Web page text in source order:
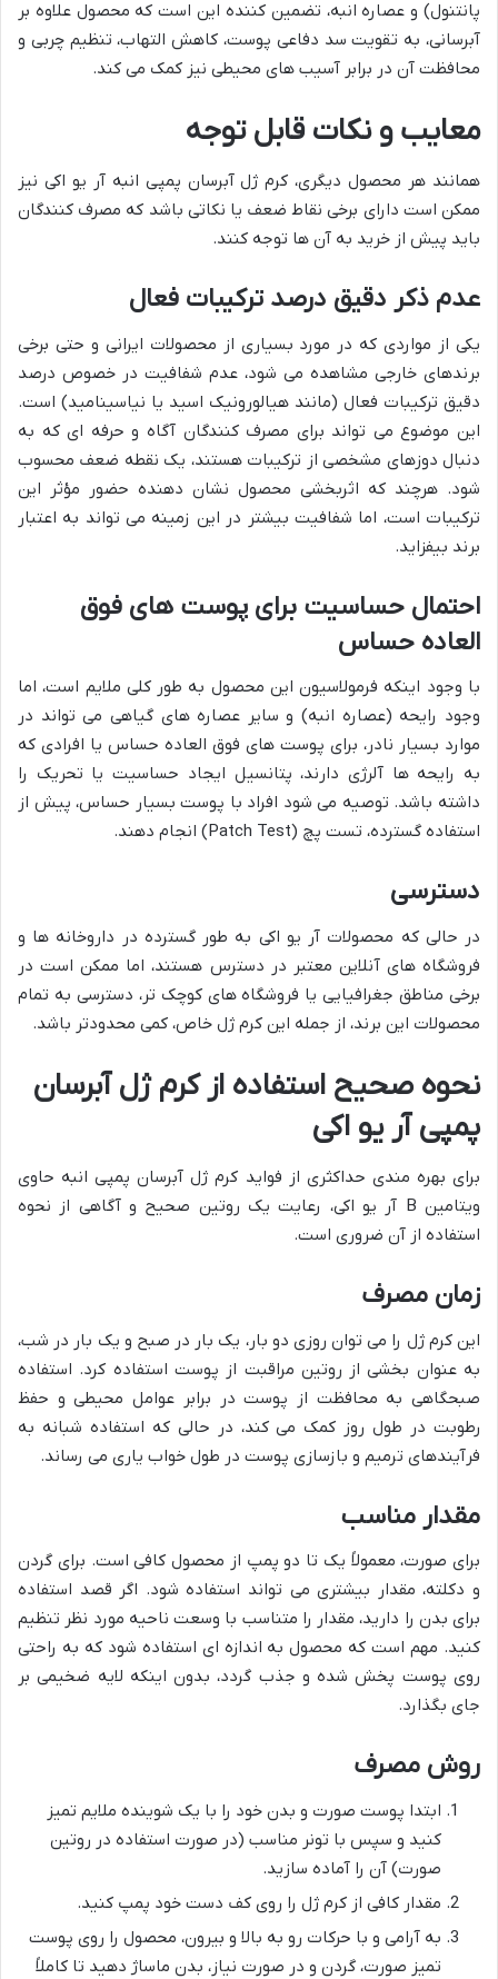
پانتنول) و عصاره انبه، تضمین کننده این است که محصول علاوه بر
آبرسانی، به تقویت سد دفاعی پوست، کاهش التهاب، تنظیم چربی و
محافظت آن در برابر آسیب های محیطی نیز کمک می کند.
معایب و نکات قابل توجه
همانند هر محصول دیگری، کرم ژل آبرسان پمپی انبه آر یو اکی نیز
ممکن است دارای برخی نقاط ضعف یا نکاتی باشد که مصرف کنندگان
باید پیش از خرید به آن ها توجه کنند.
عدم ذکر دقیق درصد ترکیبات فعال
یکی از مواردی که در مورد بسیاری از محصولات ایرانی و حتی برخی
برندهای خارجی مشاهده می شود، عدم شفافیت در خصوص درصد
دقیق ترکیبات فعال (مانند هیالورونیک اسید یا نیاسینامید) است.
این موضوع می تواند برای مصرف کنندگان آگاه و حرفه ای که به
دنبال دوزهای مشخصی از ترکیبات هستند، یک نقطه ضعف محسوب
شود. هرچند که اثربخشی محصول نشان دهنده حضور مؤثر این
ترکیبات است، اما شفافیت بیشتر در این زمینه می تواند به اعتبار
برند بیفزاید.
احتمال حساسیت برای پوست های فوق
العاده حساس
با وجود اینکه فرمولاسیون این محصول به طور کلی ملایم است، اما
وجود رایحه (عصاره انبه) و سایر عصاره های گیاهی می تواند در
موارد بسیار نادر، برای پوست های فوق العاده حساس یا افرادی که
به رایحه ها آلرژی دارند، پتانسیل ایجاد حساسیت یا تحریک را
داشته باشد. توصیه می شود افراد با پوست بسیار حساس، پیش از
استفاده گسترده، تست پچ (Patch Test) انجام دهند.
دسترسی
در حالی که محصولات آر یو اکی به طور گسترده در داروخانه ها و
فروشگاه های آنلاین معتبر در دسترس هستند، اما ممکن است در
برخی مناطق جغرافیایی یا فروشگاه های کوچک تر، دسترسی به تمام
محصولات این برند، از جمله این کرم ژل خاص، کمی محدودتر باشد.
نحوه صحیح استفاده از کرم ژل آبرسان
پمپی آر یو اکی
برای بهره مندی حداکثری از فواید کرم ژل آبرسان پمپی انبه حاوی
ویتامین B آر یو اکی، رعایت یک روتین صحیح و آگاهی از نحوه
استفاده از آن ضروری است.
زمان مصرف
این کرم ژل را می توان روزی دو بار، یک بار در صبح و یک بار در شب،
به عنوان بخشی از روتین مراقبت از پوست استفاده کرد. استفاده
صبحگاهی به محافظت از پوست در برابر عوامل محیطی و حفظ
رطوبت در طول روز کمک می کند، در حالی که استفاده شبانه به
فرآیندهای ترمیم و بازسازی پوست در طول خواب یاری می رساند.
مقدار مناسب
برای صورت، معمولاً یک تا دو پمپ از محصول کافی است. برای گردن
و دکلته، مقدار بیشتری می تواند استفاده شود. اگر قصد استفاده
برای بدن را دارید، مقدار را متناسب با وسعت ناحیه مورد نظر تنظیم
کنید. مهم است که محصول به اندازه ای استفاده شود که به راحتی
روی پوست پخش شده و جذب گردد، بدون اینکه لایه ضخیمی بر
جای بگذارد.
روش مصرف
ابتدا پوست صورت و بدن خود را با یک شوینده ملایم تمیز
کنید و سپس با تونر مناسب (در صورت استفاده در روتین
صورت) آن را آماده سازید.
مقدار کافی از کرم ژل را روی کف دست خود پمپ کنید.
به آرامی و با حرکات رو به بالا و بیرون، محصول را روی پوست
تمیز صورت، گردن و در صورت نیاز، بدن ماساژ دهید تا کاملاً